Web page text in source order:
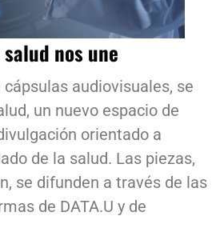
nos une
cápsulas audiovisuales, se
un nuevo espacio de
orientado a
de la salud. Las piezas,
se difunden a través de las
de DATA.U y de